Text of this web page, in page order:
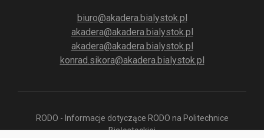
biuro@akadera.bialystok.pl
akadera@akadera.bialystok.pl
akadera@akadera.bialystok.pl
konrad.sikora@akadera.bialystok.pl
RODO - Informacje dotyczące RODO na Politechnice
Białostockiej